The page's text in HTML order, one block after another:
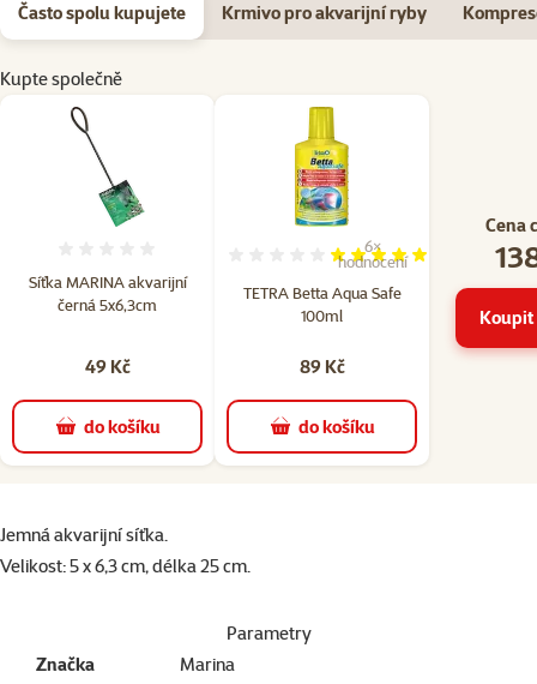
Často spolu kupujete Krmivo pro akvarijní ryby
Kupte společně
Síťka MARINA akvarijní
černá 5x6,3cm
49 Kč
do košíku
TETRA Betta Aqua Safe
100ml
Hodnocení 97%, počet
6×
hodnocení
89 Kč
do košíku
Cena
superzoo.product.detail.content
Jemná akvarijní síťka.
Velikost: 5 x 6,3 cm, délka 25 cm.
Parametry
Značka
Marina